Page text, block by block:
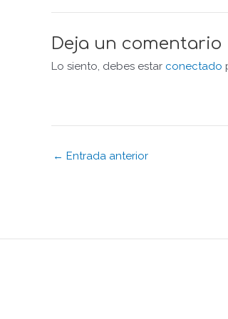
Deja un comentario
Lo siento, debes estar conectado
← Entrada anterior